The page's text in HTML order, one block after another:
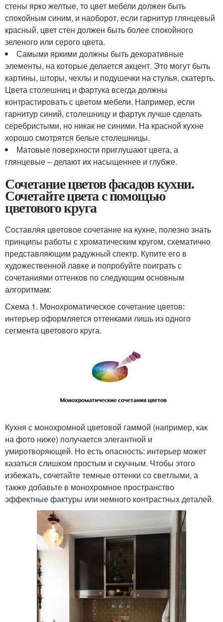
стены ярко желтые, то цвет мебели должен быть
спокойным синим, и наоборот, если гарнитур глянцевый
красный, цвет стен должен быть более спокойного
зеленого или серого цвета.
Самыми яркими должны быть декоративные
элементы, на которые делается акцент. Это могут быть
картины, шторы, чехлы и подушечки на стулья, скатерть.
Цвета столешниц и фартука всегда должны
контрастировать с цветом мебели. Например, если
гарнитур синий, столешницу и фартук лучше сделать
серебристыми, но никак не синими. На красной кухне
хорошо смотрятся белые столешницы.
Матовые поверхности приглушают цвета, а
глянцевые – делают их насыщеннее и глубже.
Сочетание цветов фасадов кухни.
Сочетайте цвета с помощью
цветового круга
Составляя цветовое сочетание на кухне, полезно знать
принципы работы с хроматическим кругом, схематично
представляющим радужный спектр. Купите его в
художественной лавке и попробуйте поиграть с
сочетаниями оттенков по следующим основным
алгоритмам:
Схема 1. Монохроматическое сочетание цветов:
интерьер оформляется оттенками лишь из одного
сегмента цветового круга.
Кухня с монохромной цветовой гаммой (например, как
на фото ниже) получается элегантной и
умиротворяющей. Но есть опасность: интерьер может
казаться слишком простым и скучным. Чтобы этого
избежать, сочетайте темные оттенки со светлыми, а
также добавьте в монохромное пространство
эффектные фактуры или немного контрастных деталей.